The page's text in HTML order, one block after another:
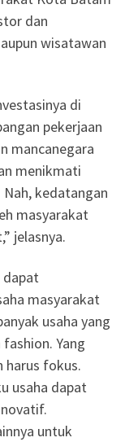
dan
wisatawan
di
pekerjaan
mancanegara
menikmati
kedatangan
masyarakat
jelasnya.
dapat
masyarakat
usaha yang
Yang
harus fokus.
usaha dapat
untuk